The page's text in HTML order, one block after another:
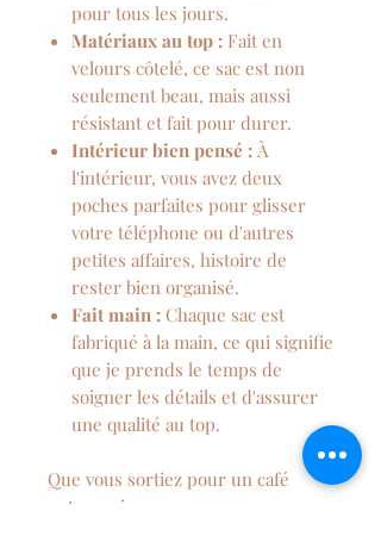
pour tous les jours.
Matériaux au top : Fait en
velours côtelé, ce sac est non
seulement beau, mais aussi
résistant et fait pour durer.
Intérieur bien pensé : À
l'intérieur, vous avez deux
poches parfaites pour glisser
votre téléphone ou d'autres
petites affaires, histoire de
rester bien organisé.
Fait main : Chaque sac est
fabriqué à la main, ce qui signifie
que je prends le temps de
soigner les détails et d'assurer
une qualité au top.
Que vous sortiez pour un café
entre amis ou que vous ayez une